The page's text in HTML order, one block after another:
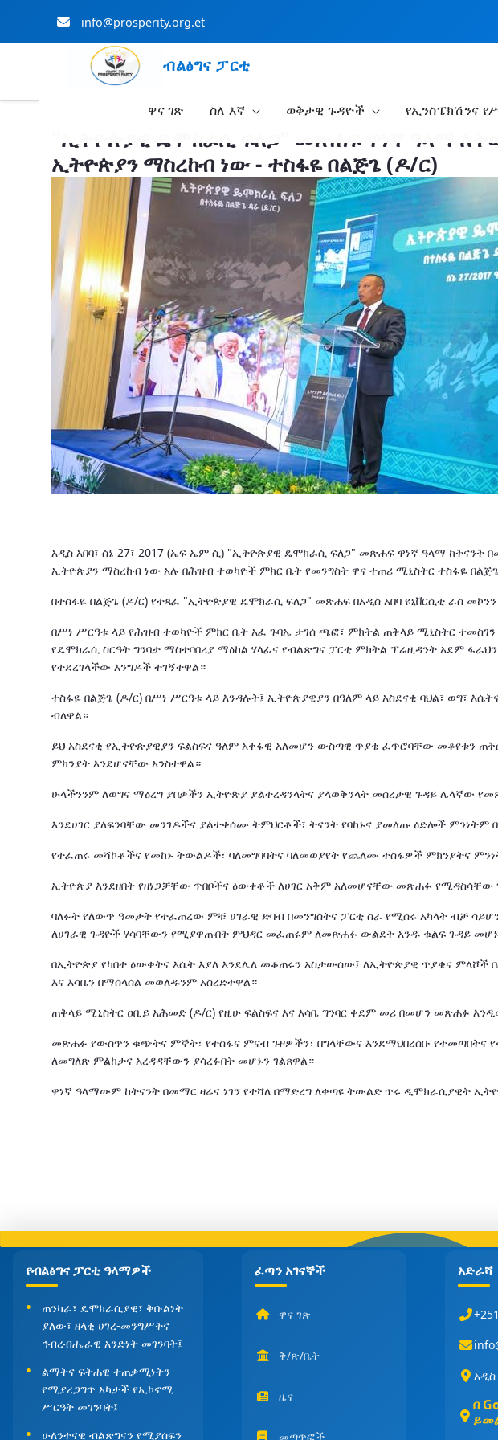
info@prosperity.org.et
ብልፅግና ፓርቲ
ዋና ገጽ ስለ እኛ ወቅታዊ ጉዳዮች የኢንስፔክሽንና
"ኢትዮጵያዊ ዴሞክራሲ ፍለጋ" መጽሐፍ ዋነኛ ዓላማ
ኢትዮጵያን ማስረከብ ነው - ተስፋዬ በልጅጌ (ዶ/ር)
አዲስ አበባ፣ ሰኔ 27፣ 2017 (ኤፍ ኤም ሲ) "ኢትዮጵያዊ ዴሞክራሲ ፍለጋ" መጽሐፍ ዋነኛ ዓላማ
ኢትዮጵያን ማስረከብ ነው አሉ በሕዝብ ተወካዮች ምክር ቤት የመንግስት ዋና ተጠሪ ሚኒስትር ተስፋዬ
በተስፋዬ በልጅጌ (ዶ/ር) የተጻፈ "ኢትዮጵያዊ ዴሞክራሲ ፍለጋ" መጽሐፍ በአዲስ አበባ ዩኒቨርሲቲ ራስ
በሥነ ሥርዓቱ ላይ የሕዝብ ተወካዮች ምክር ቤት አፈ ጉባኤ ታገሰ ጫፎ፣ ምክትል ጠቅላይ ሚኒስትር ተመስገን
የዴሞክራሲ ስርዓት ግንባታ ማስተባበሪያ ማዕከል ሃላፊና የብልጽግና ፓርቲ ምክትል ፕሬዚዳንት አደም
የተደረገላችው እንግዶች ተገኝተዋል።
ተስፋዬ በልጅጌ (ዶ/ር) በሥነ ሥርዓቱ ላይ እንዳሉት፤ ኢትዮጵያዊያን በዓለም ላይ አስደናቂ ባህል፣ ወግ፣
ብለዋል።
ይህ አስደናቂ የኢትዮጵያዊያን ፍልስፍና ዓለም አቀፋዊ አለመሆን ውስጣዊ ጥያቄ ፈጥሮባቸው መቆየቱን
ምክንያት እንደሆናቸው አንስተዋል።
ሁላችንንም ለወግና ማዕረግ ያበቃችን ኢትዮጵያ ያልተረዳንላትና ያላወቅንላት መሰረታዊ ጉዳይ ሌላኛው
እንደሀገር ያለፍንባቸው መንገዶችና ያልተቀሰሙ ትምህርቶች፣ ትናንት የባከኑና ያመለጡ ዕድሎች
የተፈጠሩ መሻኮቶችና የመከኑ ትውልዶች፣ ባለመግባባትና ባለመወያየት የጨለሙ ተስፋዎች ምክንያትና
ኢትዮጵያ እንደዘበት የዘነጋቻቸው ጥበቦችና ዕውቀቶች ለሀገር አቅም አለመሆናቸው መጽሐፉ
ባለፉት የለውጥ ዓመታት የተፈጠረው ምቹ ሀገራዊ ድባብ በመንግስትና ፓርቲ ስራ የሚሰሩ አካላት ብቻ
ለሀገራዊ ጉዳዮች ሃሳባቸውን የሚያዋጡበት ምህዳር መፈጠሩም ለመጽሐፉ ውልደት አንዱ ቁልፍ ጉዳይ
በኢትዮጵያ የካበተ ዕውቀትና እሴት እያለ እንደሌለ መቆጠሩን አስታውሰው፤ ለኢትዮጵያዊ ጥያቄና ምላሾች
እና እሳቤን በማሰላሰል መወለዱንም አስረድተዋል።
ጠቅላይ ሚኒስትር ዐቢይ አሕመድ (ዶ/ር) የዚሁ ፍልስፍና እና እሳቤ ግንባር ቀደም መሪ በመሆን መጽሐፉ
መጽሐፉ የውስጥን ቁጭትና ምኞት፣ የተስፋና ምናብ ጉዞዎችን፣ በግላቸውና እንደማህበረሰቡ የተመጣበትና
ለመግለጽ ምልከታና አረዳዳቸውን ያሳረፉበት መሆኑን ገልጸዋል።
ዋነኛ ዓላማውም ከትናንት በመማር ዛሬና ነገን የተሻለ በማድረግ ለቀጣዩ ትውልድ ጥሩ ዲሞክራሲያዊት
የብልፅግና ፓርቲ ዓላማዎች
ጠንካራ፣ ዴሞክራሲያዊ፣ ቅቡልነት
ያለው፣ ዘላቂ ሀገረ-መንግሥትና
ኅብረብሔራዊ አንድነት መገንባት፤
ልማትና ፍትሐዊ ተጠቃሚነትን
የሚያረጋግጥ አካታች የኢኮኖሚ
ሥርዓት መገንባት፤
ሁለንተናዊ ብልጽግናን የሚያሰፍን
ፈጣን አገናኞች
ዋና ገጽ
ቅ/ጽ/ቤት
ዜና
መጣጥፎች
አድራሻ
በ